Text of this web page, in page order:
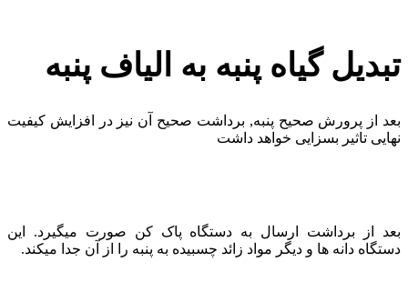
تبدیل گیاه پنبه به الیاف پنبه
بعد از پرورش صحیح پنبه, برداشت صحیح آن نیز در افزایش کیفیت
نهایی تاثیر بسزایی خواهد داشت
بعد از برداشت ارسال به دستگاه پاک کن صورت میگیرد. این
دستگاه دانه ها و دیگر مواد زائد چسبیده به پنبه را از آن جدا میکند.